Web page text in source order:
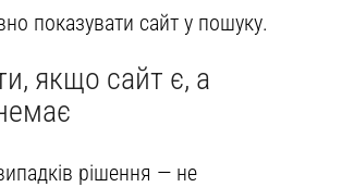
показувати сайт у пошуку.
якщо сайт є, а
рішення — не